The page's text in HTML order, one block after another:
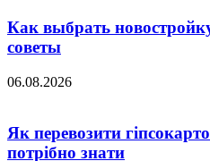
Как выбрать
советы
06.08.2026
Як перевозити
потрібно знати